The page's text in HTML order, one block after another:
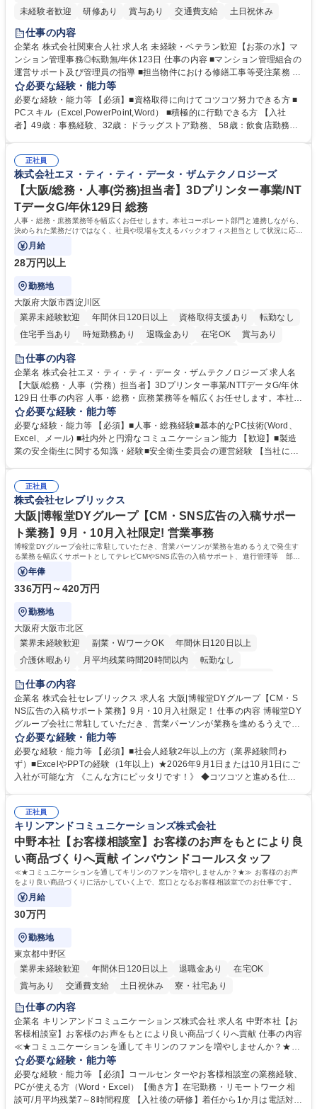
未経験者歓迎
研修あり 賞与あり 交通費支給 土日祝休み
仕事の内容
企業名 株式会社関東合人社 求人名 未経験・ベテラン歓迎【お茶の水】マ
ンション管理事務◎転勤無/年休123日 仕事の内容 ■マンション管理組合の
運営サポート及び管理員の指導 ■担当物件における修繕工事等受注業務 ■
事務所内での事務業務等 ★異業界からの転職者が多数活躍しています
【年収補足】532万円 ＋別途インセンティヴで平均約100万円/年（昨年度
実績） ＋管理業務主任者資格手当50,000円/月 ★親会社である株式会社合
人社計画研究所社のグループ会社として、質の高いサービスと適性価格を
無/年休123日
必要な経験・能力等
必要な経験・能力等 【必須】■資格取得に向けてコツコツ努力できる方 ■
PCスキル（Excel,PowerPoint,Word） ■積極的に行動できる方 【入社
者】49歳：事務経験、32歳：ドラッグストア勤務、 58歳：飲食店勤務
得出来ております！ 【魅力】■フレックス制度、未経験からでも下限年収
を一律支給！ ■管理業務主任者資格取得後には50,000円/月の手当あり！
学歴・資格 学歴：大学院 大学 高専 短大 専修学校 高校 語学力： 資格：第
一種運転免許普通自動車
正社員
株式会社エヌ・ティ・ティ・データ・ザムテクノロジーズ
【大阪/総務・人事(労務)担当者】3Dプリンター事業/NT
TデータG/年休129日 総務
人事・総務・庶務業務等を幅広くお任せします。本社コーポレート部門と連携しながら、
決められた業務だけではなく、社員や現場を支えるバックオフィス担当として状況に応じ
て柔軟に対応いただくことを期待します。
月給
28万円以上
勤務地
大阪府大阪市西淀川区
業界未経験歓迎
年間休日120日以上 資格取得支援あり
転勤なし
住宅手当あり
時短勤務あり 退職金あり 在宅OK
賞与あり
完全週休2日制
仕事の内容
企業名 株式会社エヌ・ティ・ティ・データ・ザムテクノロジーズ 求人名
【大阪/総務・人事（労務）担当者】3Dプリンター事業/NTTデータG/年休
129日 仕事の内容 人事・総務・庶務業務等を幅広くお任せします。本社コ
ーポレート部門と連携しながら、決められた業務だけではなく、社員や現
場を支えるバックオフィス担当として状況に応じて柔軟に対応いただくこ
とを期待します。 【詳細】■入退社手続き、社員情報管理■入社時オリエ
ンテーションの実施■勤怠・各種申請内容の確認■採用業務のサポート■来
生に関する業務等■健康診断、産業医面談、休職・復職手続き等の労務サ
ポート■社内ルールの運用・各種社内案内■その他、拠点運営に関わる管理
部門業務 募集職種 【大阪/総務・人事（労務）担当者】3Dプリンター事
業/NTTデータG/年休129日
必要な経験・能力等
必要な経験・能力等 【必須】■人事・総務経験■基本的なPC技術(Word、
Excel、メール) ■社内外と円滑なコミュニケーション能力 【歓迎】■製造
業の安全衛生に関する知識・経験■安全衛生委員会の運営経験 【当社につ
アが磨けます。 ◎NTTデータグループであり福利厚生は充実しているとと
もに、働き方改革も推進しています。 学歴・資格 学歴：大学院 大学 高専
短大 専修学校 語学力： 資格：
正社員
株式会社セレブリックス
大阪|博報堂DYグループ【CM・SNS広告の入稿サポー
ト業務】9月・10月入社限定! 営業事務
博報堂DYグループ会社に常駐していただき、営業パーソンが業務を進めるうえで発生す
る業務を幅広くサポートとしてテレビCMやSNS広告の入稿サポート、進行管理等 部内
アシスタントとしての業務をお任せします。
年俸
336万円～420万円
勤務地
大阪府大阪市北区
業界未経験歓迎
副業・WワークOK
年間休日120日以上
介護休暇あり
月平均残業時間20時間以内
転勤なし
未経験者歓迎
完全週休2日制
交通費支給 駅近5分以内
仕事の内容
企業名 株式会社セレブリックス 求人名 大阪|博報堂DYグループ【CM・S
NS広告の入稿サポート業務】9月・10月入社限定！ 仕事の内容 博報堂DY
グループ会社に常駐していただき、営業パーソンが業務を進めるうえで発
生する業務を幅広くサポートとしてテレビCMやSNS広告の入稿サポー
ト、進行管理等 部内アシスタントとしての業務をお任せします。 ◆得意
先との定例資料作成 ◆競合調査 ◆広告出稿の進行管理、確認 ◆広告出稿
後のデータ抽出と効果測定、資料作成 ◆TVCM放送枠の情報管理、不備確
ール対応 ◆常駐先に向けた事業拡大の提案 など 募集職種 大阪|博報堂DY
グループ【CM・SNS広告の入稿サポート業務】9月・10月入社限定！
必要な経験・能力等
必要な経験・能力等 【必須】■社会人経験2年以上の方（業界経験問わ
ず）■ExcelやPPTの経験（1年以上）★2026年9月1日または10月1日にご
入社が可能な方 《こんな方にピッタリです！》 ◆コツコツと進める仕事
ャリア・スキルUPを目指したい方 学歴・資格 学歴：大学院 大学 高専 短
大 専修学校 高校 語学力： 資格：
正社員
キリンアンドコミュニケーションズ株式会社
中野本社【お客様相談室】お客様のお声をもとにより良
い商品づくりへ貢献 インバウンドコールスタッフ
≪★コミュニケーションを通してキリンのファンを増やしませんか？★≫ お客様のお声
をより良い商品づくりに活かしていく上で、窓口となるお客様相談室でのお仕事です。
月給
30万円
勤務地
東京都中野区
業界未経験歓迎
年間休日120日以上 退職金あり
在宅OK
賞与あり
交通費支給 土日祝休み 寮・社宅あり
仕事の内容
企業名 キリンアンドコミュニケーションズ株式会社 求人名 中野本社【お
客様相談室】お客様のお声をもとにより良い商品づくりへ貢献 仕事の内容
≪★コミュニケーションを通してキリンのファンを増やしませんか？★≫
お客様のお声をより良い商品づくりに活かしていく上で、窓口となるお客
様相談室でのお仕事です。 日々お客様からいただくキリングループへのご
意見を、企業活動に活かしています。お客様からの声に迅速かつ誠意をも
って対応、情報提供するとともにグループ内活動に反映しています。 【具
必要な経験・能力等
必要な経験・能力等 【必須】コールセンターやお客様相談室の業務経験、
PCが使える方（Word・Excel）【働き方】在宅勤務・リモートワーク相
談可/月平均残業7～8時間程度 【入社後の研修】着任から1か月は電話対応